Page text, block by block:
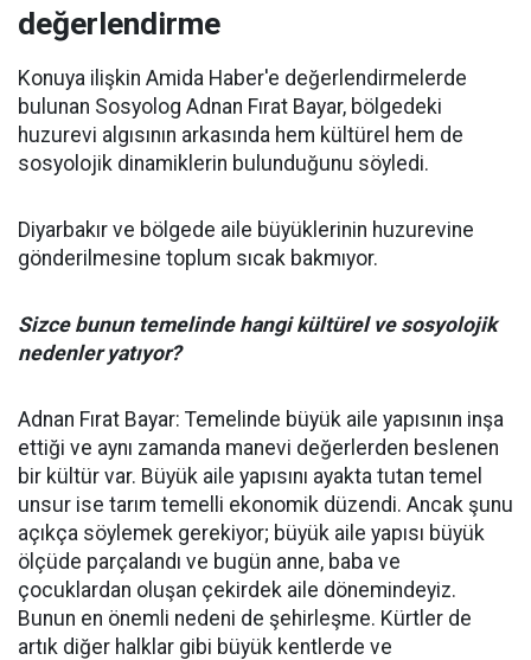
değerlendirme
Konuya ilişkin Amida Haber'e değerlendirmelerde
bulunan Sosyolog Adnan Fırat Bayar, bölgedeki
huzurevi algısının arkasında hem kültürel hem de
sosyolojik dinamiklerin bulunduğunu söyledi.
Diyarbakır ve bölgede aile büyüklerinin huzurevine
gönderilmesine toplum sıcak bakmıyor.
Sizce bunun temelinde hangi kültürel ve sosyolojik
nedenler yatıyor?
Adnan Fırat Bayar: Temelinde büyük aile yapısının inşa
ettiği ve aynı zamanda manevi değerlerden beslenen
bir kültür var. Büyük aile yapısını ayakta tutan temel
unsur ise tarım temelli ekonomik düzendi. Ancak şunu
açıkça söylemek gerekiyor; büyük aile yapısı büyük
ölçüde parçalandı ve bugün anne, baba ve
çocuklardan oluşan çekirdek aile dönemindeyiz.
Bunun en önemli nedeni de şehirleşme. Kürtler de
artık diğer halklar gibi büyük kentlerde ve